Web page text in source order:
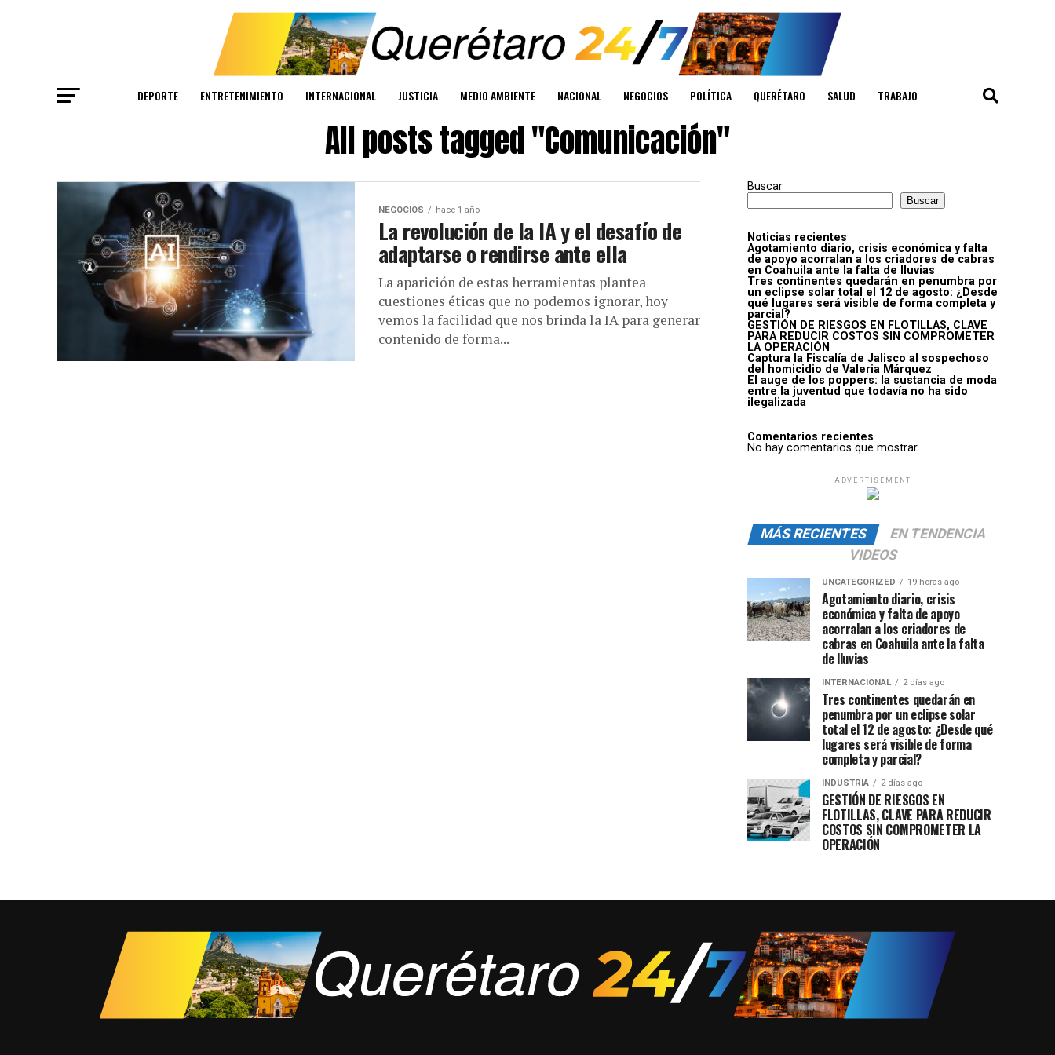
DEPORTE ENTRETENIMIENTO INTERNACIONAL JUSTICIA MEDIO AMBIENTE NACIONAL NEGOCIOS POLÍTICA QUERÉTARO SALUD TRABAJO
All posts tagged "Comunicación"
NEGOCIOS hace 1 año
La revolución de la IA y el desafío de
adaptarse o rendirse ante ella
La aparición de estas herramientas plantea
cuestiones éticas que no podemos ignorar, hoy
vemos la facilidad que nos brinda la IA para generar
contenido de forma...
Buscar
Buscar
Noticias recientes
Agotamiento diario, crisis económica y falta
de apoyo acorralan a los criadores de cabras
en Coahuila ante la falta de lluvias
Tres continentes quedarán en penumbra por
un eclipse solar total el 12 de agosto: ¿Desde
qué lugares será visible de forma completa y
parcial?
GESTIÓN DE RIESGOS EN FLOTILLAS, CLAVE
PARA REDUCIR COSTOS SIN COMPROMETER
LA OPERACIÓN
Captura la Fiscalía de Jalisco al sospechoso
del homicidio de Valeria Márquez
El auge de los poppers: la sustancia de moda
entre la juventud que todavía no ha sido
ilegalizada
Comentarios recientes
No hay comentarios que mostrar.
ADVERTISEMENT
MÁS RECIENTES
EN TENDENCIA
VIDEOS
UNCATEGORIZED 19 horas ago
Agotamiento diario, crisis
económica y falta de apoyo
acorralan a los criadores de
cabras en Coahuila ante la falta
de lluvias
INTERNACIONAL 2 días ago
Tres continentes quedarán en
penumbra por un eclipse solar
total el 12 de agosto: ¿Desde qué
lugares será visible de forma
completa y parcial?
INDUSTRIA 2 días ago
GESTIÓN DE RIESGOS EN
FLOTILLAS, CLAVE PARA REDUCIR
COSTOS SIN COMPROMETER LA
OPERACIÓN